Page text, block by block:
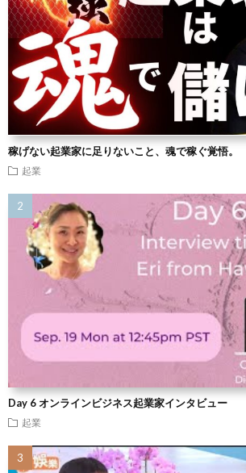
稼げない起業家に足りないこと、魂で稼ぐ覚悟。
起業
Day 6 オンラインビジネス起業家インタビュー
起業